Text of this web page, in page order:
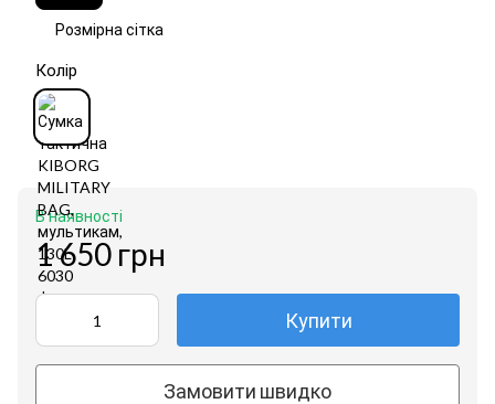
Розмірна сітка
Колір
В наявності
1 650 грн
Купити
Замовити швидко